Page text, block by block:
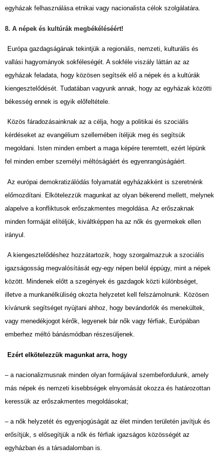
egyházak felhasználása etnikai vagy nacionalista célok szolgálatára.
8. A népek és kultúrák megbékéléséért!
Európa gazdagságának tekintjük a regionális, nemzeti, kulturális és
vallási hagyományok sokféleségét. A sokféle viszály láttán az az
egyházak feladata, hogy közösen segítsék elő a népek és a kultúrák
kiengesztelődését. Tudatában vagyunk annak, hogy az egyházak közötti
békesség ennek is egyik előfeltétele.
Közös fáradozásainknak az a célja, hogy a politikai és szociális
kérdéseket az evangélium szellemében ítéljük meg és segítsük
megoldani. Isten minden embert a maga képére teremtett, ezért lépünk
fel minden ember személyi méltóságáért és egyenrangúságáért.
Az európai demokratizálódás folyamatát egyházakként is szeretnénk
előmozdítani. Elkötelezzük magunkat az olyan békerend mellett, melynek
alapelve a konfliktusok erőszakmentes megoldása. Az erőszaknak
minden formáját elítéljük, kiváltképpen ha az nők és gyermekek ellen
irányul.
A kiengesztelődéshez hozzátartozik, hogy szorgalmazzuk a szociális
igazságosság megvalósítását egy-egy népen belül éppúgy, mint a népek
között. Mindenek előtt a szegények és gazdagok közti különbséget,
illetve a munkanélküliség okozta helyzetet kell felszámolnunk. Közösen
kívánunk segítséget nyújtani ahhoz, hogy bevándorlók és menekültek,
vagy menedékjogot kérők, legyenek bár nők vagy férfiak, Európában
emberhez méltó bánásmódban részesüljenek.
Ezért elkötelezzük magunkat arra, hogy
– a nacionalizmusnak minden olyan formájával szembefordulunk, amely
más népek és nemzeti kisebbségek elnyomását okozza és határozottan
keressük az erőszakmentes megoldásokat;
– a nők helyzetét és egyenjogúságát az élet minden területén javítjuk és
erősítjük, s elősegítjük a nők és férfiak igazságos közösségét az
egyházban és a társadalomban is.